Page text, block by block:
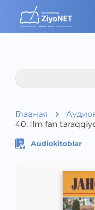
Главная
40. Ilm fan
Audiokitoblar